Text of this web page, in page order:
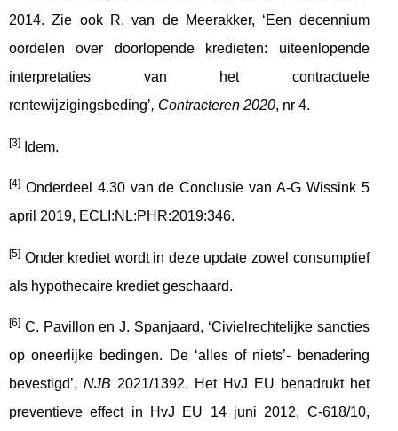
2014. Zie ook R. van de Meerakker, ‘Een decennium
oordelen over doorlopende kredieten: uiteenlopende
interpretaties van het contractuele
rentewijzigingsbeding’, Contracteren 2020, nr 4.
[3] Idem.
[4] Onderdeel 4.30 van de Conclusie van A-G Wissink 5
april 2019, ECLI:NL:PHR:2019:346.
[5] Onder krediet wordt in deze update zowel consumptief
als hypothecaire krediet geschaard.
[6] C. Pavillon en J. Spanjaard, ‘Civielrechtelijke sancties
op oneerlijke bedingen. De ‘alles of niets’- benadering
bevestigd’, NJB 2021/1392. Het HvJ EU benadrukt het
preventieve effect in HvJ EU 14 juni 2012, C-618/10,